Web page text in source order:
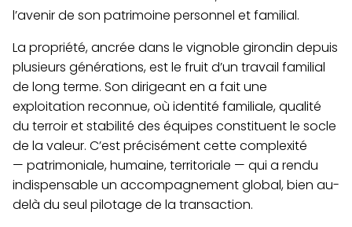
l’avenir de son patrimoine personnel et familial.
La propriété, ancrée dans le vignoble girondin depuis
plusieurs générations, est le fruit d’un travail familial
de long terme. Son dirigeant en a fait une
exploitation reconnue, où identité familiale, qualité
du terroir et stabilité des équipes constituent le socle
de la valeur. C’est précisément cette complexité
— patrimoniale, humaine, territoriale — qui a rendu
indispensable un accompagnement global, bien au-
delà du seul pilotage de la transaction.